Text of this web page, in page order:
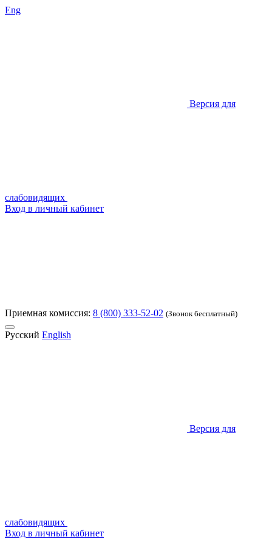
Eng
Версия для
слабовидящих
Вход в личный кабинет
Приемная комиссия: 8 (800) 333-52-02 (Звонок бесплатный)
Русский English
Версия для
слабовидящих
Вход в личный кабинет